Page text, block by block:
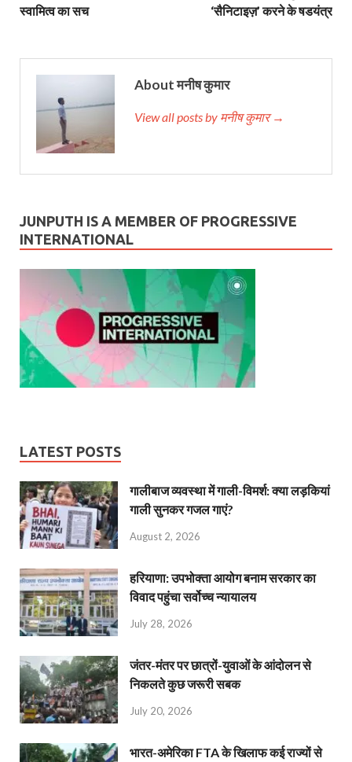
स्वामित्व का सच
‘सैनिटाइज़’ करने के षडयंत्र
About मनीष कुमार
View all posts by मनीष कुमार →
JUNPUTH IS A MEMBER OF PROGRESSIVE
INTERNATIONAL
LATEST POSTS
गालीबाज व्‍यवस्‍था में गाली-विमर्श: क्या लड़कियां
गाली सुनकर गजल गाएं?
August 2, 2026
हरियाणा: उपभोक्ता आयोग बनाम सरकार का
विवाद पहुंचा सर्वोच्च न्यायालय
July 28, 2026
जंतर-मंतर पर छात्रों-युवाओं के आंदोलन से
निकलते कुछ जरूरी सबक
July 20, 2026
भारत-अमेरिका FTA के खिलाफ कई राज्यों से